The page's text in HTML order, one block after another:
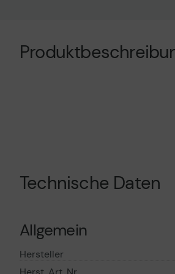
Technische Daten
Allgemein
Hersteller